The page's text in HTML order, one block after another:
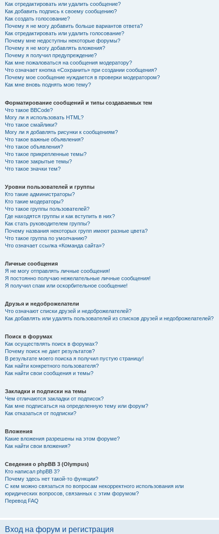
Как отредактировать или удалить сообщение?
Как добавить подпись к своему сообщению?
Как создать голосование?
Почему я не могу добавить больше вариантов ответа?
Как отредактировать или удалить голосование?
Почему мне недоступны некоторые форумы?
Почему я не могу добавлять вложения?
Почему я получил предупреждение?
Как мне пожаловаться на сообщения модератору?
Что означает кнопка «Сохранить» при создании сообщения?
Почему мое сообщение нуждается в проверки модератором?
Как мне вновь поднять мою тему?
Форматирование сообщений и типы создаваемых тем
Что такое BBCode?
Могу ли я использовать HTML?
Что такое смайлики?
Могу ли я добавлять рисунки к сообщениям?
Что такое важные объявления?
Что такое объявления?
Что такое прикрепленные темы?
Что такое закрытые темы?
Что такое значки тем?
Уровни пользователей и группы
Кто такие администраторы?
Кто такие модераторы?
Что такое группы пользователей?
Где находятся группы и как вступить в них?
Как стать руководителем группы?
Почему названия некоторых групп имеют разные цвета?
Что такое группа по умолчанию?
Что означает ссылка «Команда сайта»?
Личные сообщения
Я не могу отправлять личные сообщения!
Я постоянно получаю нежелательные личные сообщения!
Я получил спам или оскорбительное сообщение!
Друзья и недоброжелатели
Что означают списки друзей и недоброжелателей?
Как добавлять или удалять пользователей из списков друзей и недоброжелателей?
Поиск в форумах
Как осуществлять поиск в форумах?
Почему поиск не дает результатов?
В результате моего поиска я получил пустую страницу!
Как найти конкретного пользователя?
Как найти свои сообщения и темы?
Закладки и подписки на темы
Чем отличаются закладки от подписок?
Как мне подписаться на определенную тему или форум?
Как отказаться от подписки?
Вложения
Какие вложения разрешены на этом форуме?
Как найти свои вложения?
Сведения о phpBB 3 (Olympus)
Кто написал phpBB 3?
Почему здесь нет такой-то функции?
С кем можно связаться по вопросам некорректного использования или
юридических вопросов, связанных с этим форумом?
Перевод FAQ
Вход на форум и регистрация